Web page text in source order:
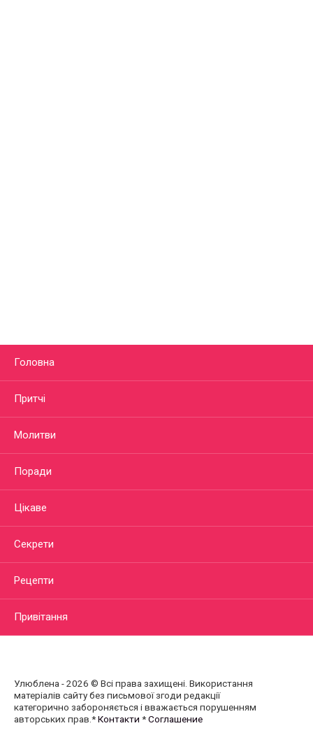
Головна
Притчі
Молитви
Поради
Цікаве
Секрети
Рецепти
Привітання
Улюблена - 2026 © Всі права захищені. Використання
матеріалів сайту без письмової згоди редакції
категорично забороняється і вважається порушенням
авторських прав.*Контакти *Соглашение